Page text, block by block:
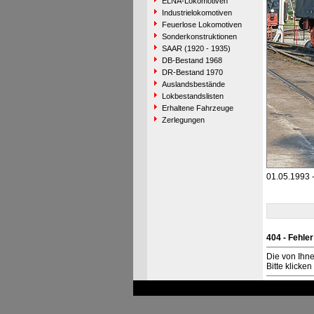
Industrielokomotiven
Feuerlose Lokomotiven
Sonderkonstruktionen
SAAR (1920 - 1935)
DB-Bestand 1968
DR-Bestand 1970
Auslandsbestände
Lokbestandslisten
Erhaltene Fahrzeuge
Zerlegungen
01.05.1993
404 - Fehler
Die von
Bitte